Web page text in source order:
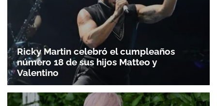
Ricky Martin celebró el cumpleaños
número 18 de sus hijos Matteo y
Valentino